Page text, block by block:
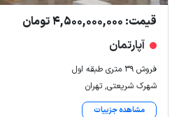
قیمت: 4,500,000,000 تومان
آپارتمان
فروش ۳۹ متری طبقه اول
شهرک شریعتی, تهران
مشاهده جزییات